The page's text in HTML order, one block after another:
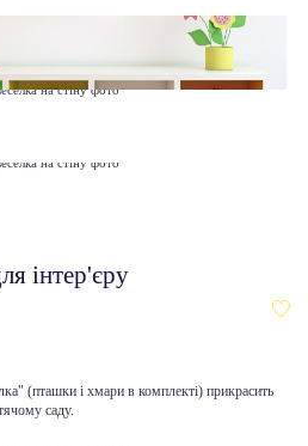
інтер'єру
(пташки і хмари в комплекті) прикрасить
саду.